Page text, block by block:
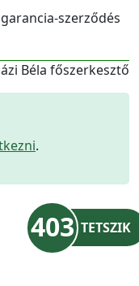
szerződés
Béla főszerkesztő
.
403 TETSZIK